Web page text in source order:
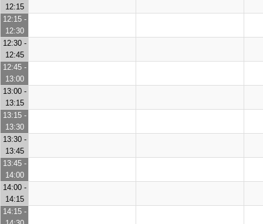
12:15
12:15 -
12:30
12:30 -
12:45
12:45 -
13:00
13:00 -
13:15
13:15 -
13:30
13:30 -
13:45
13:45 -
14:00
14:00 -
14:15
14:15 -